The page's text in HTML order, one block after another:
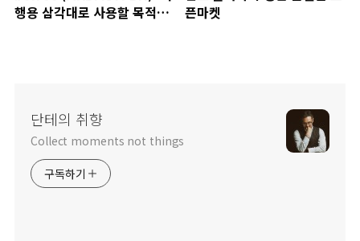
행용 삼각대로 사용할 목적으
픈마켓
단테의 취향
Collect moments not things
구독하기